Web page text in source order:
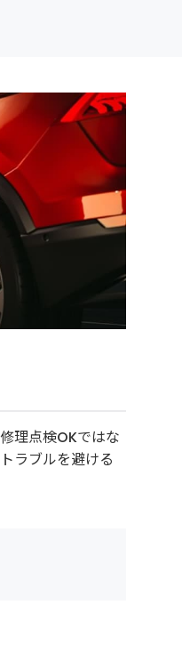
理点検OKではな
ラブルを避ける